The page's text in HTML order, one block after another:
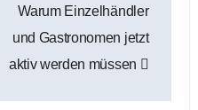
Warum Einzelhändler
und Gastronomen jetzt
aktiv werden müssen